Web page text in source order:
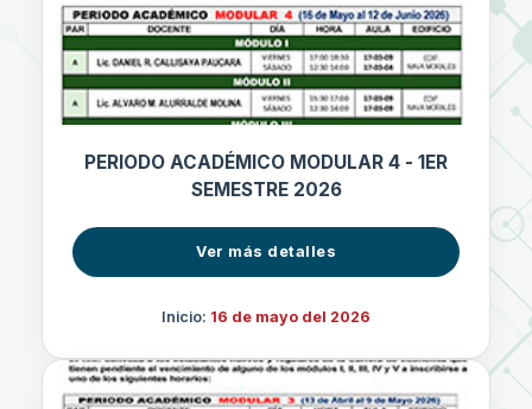
PERIODO ACADÉMICO MODULAR 4 - 1ER
SEMESTRE 2026
Ver más detalles
Inicio: 16 de mayo del 2026